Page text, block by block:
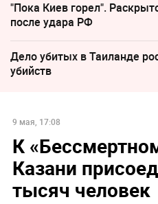
"Пока Киев горел".
после удара РФ
Дело убитых в Таиланде
убийств
9 мая, 17:08
К
Казани
тысяч человек